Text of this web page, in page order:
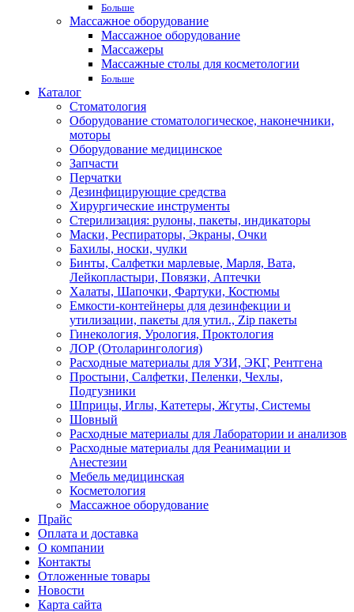
Больше
Массажное оборудование
Массажное оборудование
Массажеры
Массажные столы для косметологии
Больше
Каталог
Стоматология
Оборудование стоматологическое, наконечники,
моторы
Оборудование медицинское
Запчасти
Перчатки
Дезинфицирующие средства
Хирургические инструменты
Стерилизация: рулоны, пакеты, индикаторы
Маски, Респираторы, Экраны, Очки
Бахилы, носки, чулки
Бинты, Салфетки марлевые, Марля, Вата,
Лейкопластыри, Повязки, Аптечки
Халаты, Шапочки, Фартуки, Костюмы
Емкости-контейнеры для дезинфекции и
утилизации, пакеты для утил., Zip пакеты
Гинекология, Урология, Проктология
ЛОР (Отоларингология)
Расходные материалы для УЗИ, ЭКГ, Рентгена
Простыни, Салфетки, Пеленки, Чехлы,
Подгузники
Шприцы, Иглы, Катетеры, Жгуты, Системы
Шовный
Расходные материалы для Лаборатории и анализов
Расходные материалы для Реанимации и
Анестезии
Мебель медицинская
Косметология
Массажное оборудование
Прайс
Оплата и доставка
О компании
Контакты
Отложенные товары
Новости
Карта сайта